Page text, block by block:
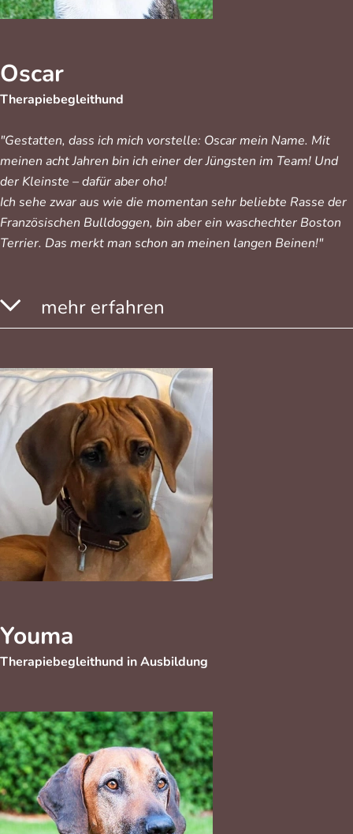
Oscar
Therapiebegleithund
"Gestatten, dass ich mich vorstelle: Oscar mein Name. Mit
meinen acht Jahren bin ich einer der Jüngsten im Team! Und
der Kleinste – dafür aber oho!
Ich sehe zwar aus wie die momentan sehr beliebte Rasse der
Französischen Bulldoggen, bin aber ein waschechter Boston
Terrier. Das merkt man schon an meinen langen Beinen!"
mehr erfahren
Youma
Therapiebegleithund in Ausbildung